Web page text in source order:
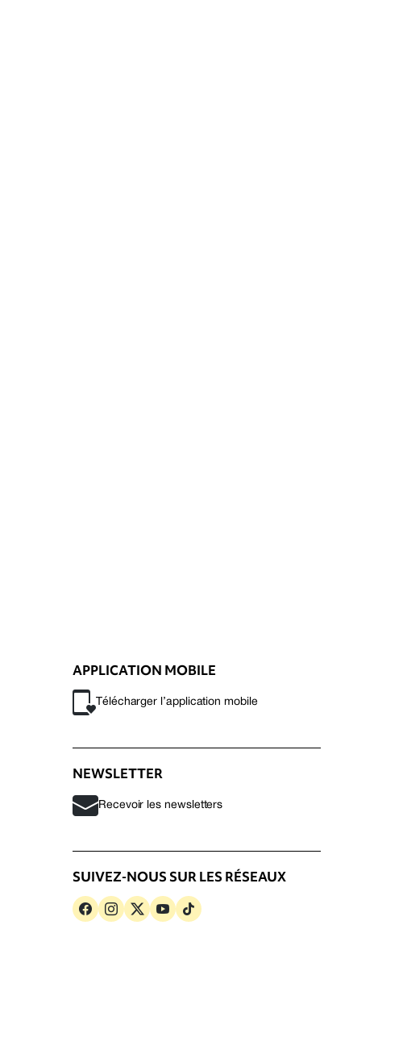
APPLICATION MOBILE
Télécharger l’application mobile
NEWSLETTER
Recevoir les newsletters
SUIVEZ-NOUS SUR LES RÉSEAUX